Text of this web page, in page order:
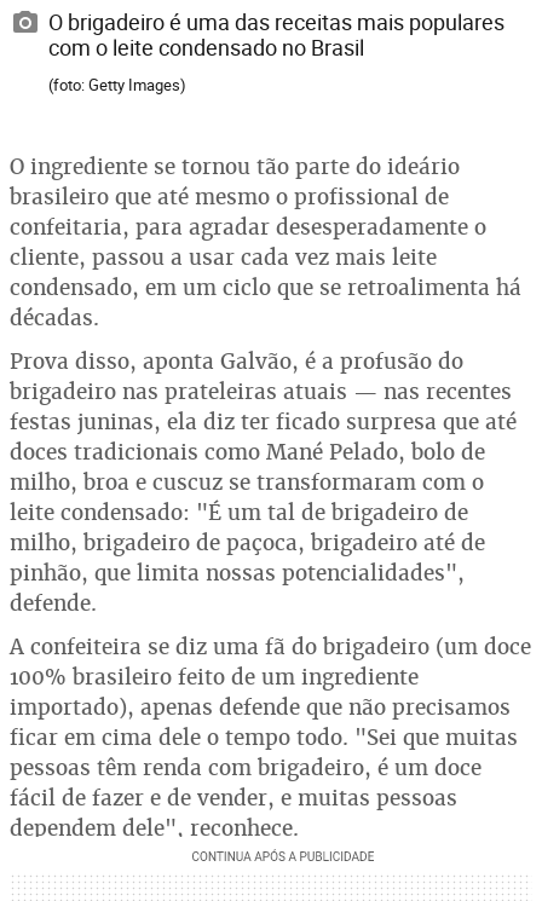
O brigadeiro é uma das receitas mais populares
com o leite condensado no Brasil
(foto: Getty Images)
O ingrediente se tornou tão parte do ideário
brasileiro que até mesmo o profissional de
confeitaria, para agradar desesperadamente o
cliente, passou a usar cada vez mais leite
condensado, em um ciclo que se retroalimenta há
décadas.
Prova disso, aponta Galvão, é a profusão do
brigadeiro nas prateleiras atuais — nas recentes
festas juninas, ela diz ter ficado surpresa que até
doces tradicionais como Mané Pelado, bolo de
milho, broa e cuscuz se transformaram com o
leite condensado: "É um tal de brigadeiro de
milho, brigadeiro de paçoca, brigadeiro até de
pinhão, que limita nossas potencialidades",
defende.
A confeiteira se diz uma fã do brigadeiro (um doce
100% brasileiro feito de um ingrediente
importado), apenas defende que não precisamos
ficar em cima dele o tempo todo. "Sei que muitas
pessoas têm renda com brigadeiro, é um doce
fácil de fazer e de vender, e muitas pessoas
dependem dele", reconhece.